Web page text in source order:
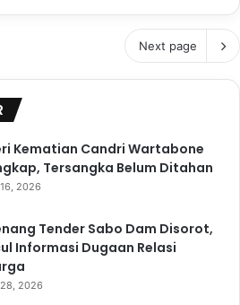
Next page
Kematian Candri Wartabone
Tersangka Belum Ditahan
2026
Tender Sabo Dam Disorot,
Informasi Dugaan Relasi
2026